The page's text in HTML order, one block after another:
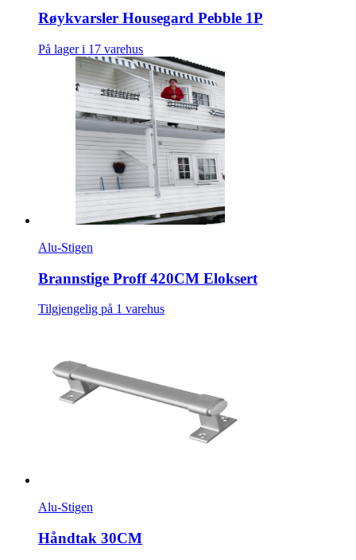
Røykvarsler Housegard Pebble 1P
På lager i 17 varehus
Alu-Stigen
Brannstige Proff 420CM Eloksert
Tilgjengelig på 1 varehus
Alu-Stigen
Håndtak 30CM